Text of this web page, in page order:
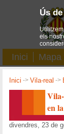
Inici Mapa
Inici ->Vila-real ->
en
divendres, 23 de
Ús
els